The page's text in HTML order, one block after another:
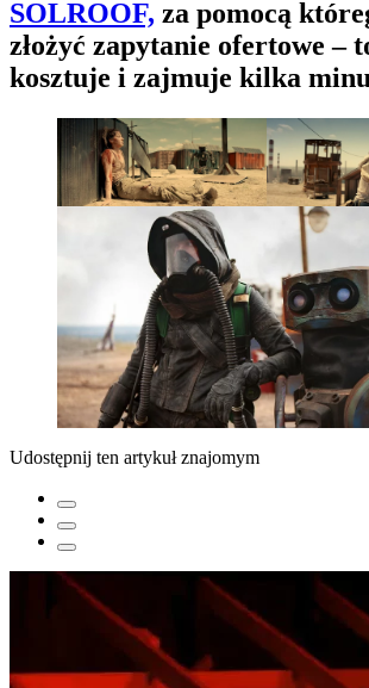
SOLROOF, za pomocą
złożyć zapytanie ofertowe –
kosztuje i zajmuje kilka
Udostępnij ten artykuł znajomym